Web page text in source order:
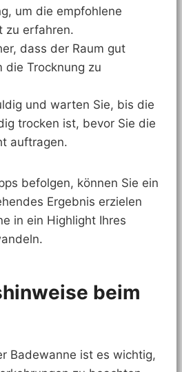
um die empfohlene
zu erfahren.
dass der Raum gut
die Trocknung zu
und warten Sie, bis die
trocken ist, bevor Sie die
auftragen.
befolgen, können Sie ein
Ergebnis erzielen
in ein Highlight Ihres
beim
Badewanne ist es wichtig,